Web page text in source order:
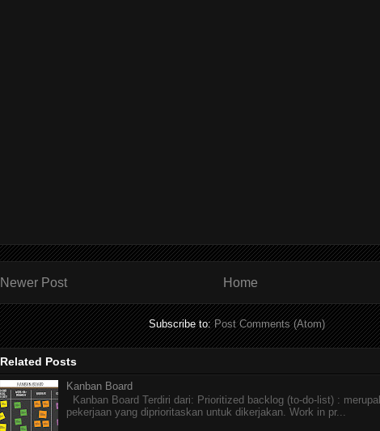
Newer Post Home
Subscribe to:Post Comments (Atom)
Related Posts
Kanban Board
Kanban Board Terdiri dari: Prioritized backlog (to-do-list) :
pekerjaan yang diprioritaskan untuk dikerjakan. Work in pr...